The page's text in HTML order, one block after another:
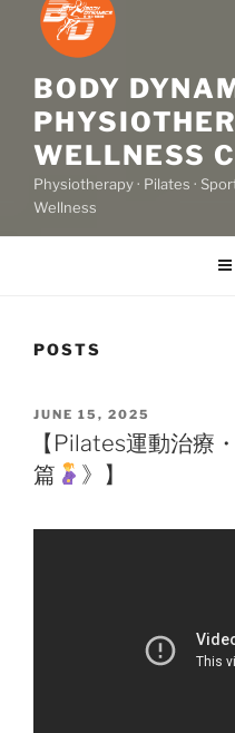
BODY
WELLNESS
Physiotherapy · Pilates ·
Wellness
POSTS
POSTED
ON
JUNE 15, 2025
【Pilates運動治療
篇
》】